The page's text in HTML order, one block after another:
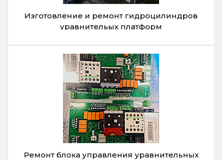
Изготовление и ремонт гидроцилиндров
уравнительых платформ
Ремонт блока управления уравнительных